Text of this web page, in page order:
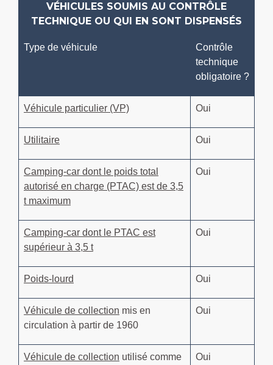
VÉHICULES SOUMIS AU CONTRÔLE
TECHNIQUE OU QUI EN SONT DISPENSÉS
Type de véhicule
Contrôle
technique
obligatoire ?
Véhicule particulier (VP) Oui
Utilitaire Oui
Camping-car dont le poids total
autorisé en charge (PTAC) est de 3,5
t maximum
Oui
Camping-car dont le PTAC est
supérieur à 3,5 t
Oui
Poids-lourd Oui
Véhicule de collection mis en
circulation à partir de 1960
Oui
Véhicule de collection utilisé comme
Oui